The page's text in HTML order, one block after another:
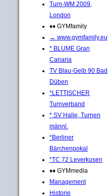
Turn-WM 2009,
London
♦♦ GYMfamily
→ www.gymfamily.eu
* BLUME Gran
Canaria
TV Blau-Gelb 90 Bad
Düben
*LETTISCHER
Turnverband
* SV Halle, Turnen
männl.
*Berliner
Bärchenpokal
*TC 72 Leverkusen
♦♦ GYMmedia
Management
Historie